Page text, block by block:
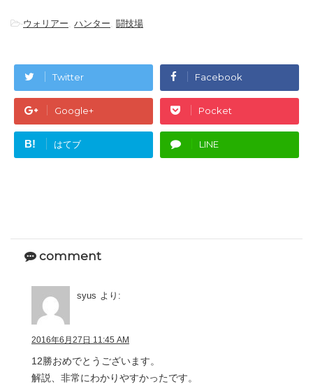
-ウォリアー ハンター 闘技場
Twitter Facebook
Google+ Pocket
B! はてブ LINE
comment
syus より:
2016年6月27日 11:45 AM
12勝おめでとうございます。
解説、非常にわかりやすかったです。